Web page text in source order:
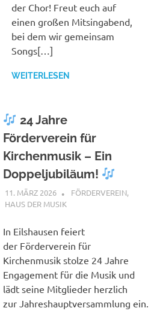
der Chor! Freut euch auf
einen großen Mitsingabend,
bei dem wir gemeinsam
Songs[…]
WEITERLESEN
24 Jahre
Förderverein für
Kirchenmusik – Ein
Doppeljubiläum!
11. MÄRZ 2026 ANDREAS
FÖRDERVEREIN,
HAUS DER MUSIK
In Eilshausen feiert
der Förderverein für
Kirchenmusik stolze 24 Jahre
Engagement für die Musik und
lädt seine Mitglieder herzlich
zur Jahreshauptversammlung ein.